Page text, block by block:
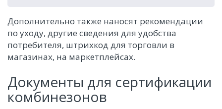
Дополнительно также наносят рекомендации
по уходу, другие сведения для удобства
потребителя, штрихкод для торговли в
магазинах, на маркетплейсах.
Документы для сертификации
комбинезонов